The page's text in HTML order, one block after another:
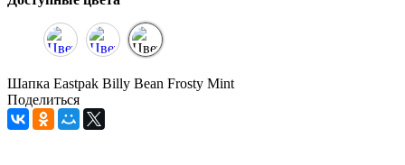
Шапка Eastpak Billy Bean Frosty Mint
Поделиться